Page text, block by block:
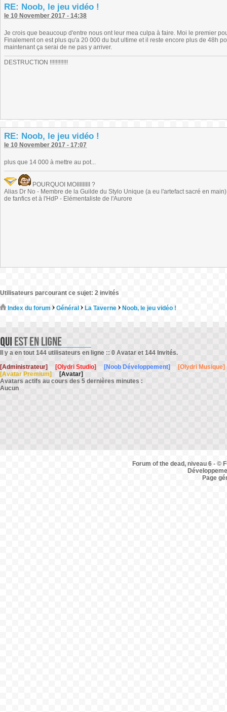
RE: Noob, le jeu vidéo !
le 10 November 2017 - 14:38
Je crois que beaucoup d'entre nous ont leur mea culpa à faire. Moi le premier
Finalement on est plus qu'a 20 000 du but ultime et il reste encore plus de 48h
maintenant ça serai de ne pas y arriver.
DESTRUCTION !!!!!!!!!!!!
RE: Noob, le jeu vidéo !
le 10 November 2017 - 17:07
plus que 14 000 à mettre au pot...
POURQUOI MOIIIIIIIII ?
Alias Dr No - Membre de la Guilde du Stylo Unique (a eu l'artefact sacré en
de fanfics et à l'HdP - Elémentaliste de l'Aurore
Utilisateurs parcourant ce sujet: 2 invités
Index du forum Général La Taverne Noob, le jeu vidéo !
Il y a en tout 144 utilisateurs en ligne :: 0 Avatar et 144 Invités.
[Administrateur]
[Olydri Studio] [Noob Développement]
[Olydri Musique]
[Avatar Premium]
[Avatar]
Avatars actifs au cours des 5 dernières minutes :
Aucun
Forum of the dead, niveau 6 - ©
Page